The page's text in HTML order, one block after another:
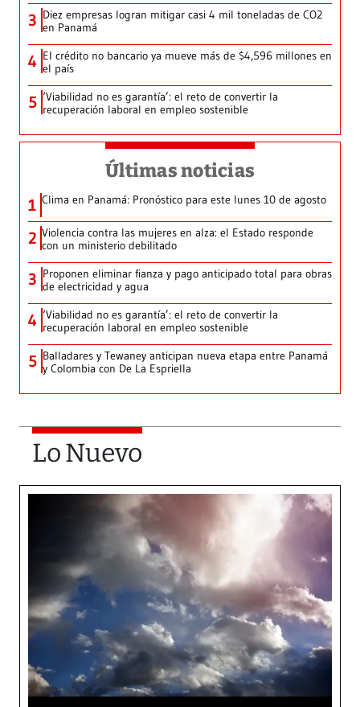
3 Diez empresas logran mitigar casi 4 mil toneladas de CO2
en Panamá
4 El crédito no bancario ya mueve más de $4,596 millones en
el país
5 ‘Viabilidad no es garantía’: el reto de convertir la
recuperación laboral en empleo sostenible
Últimas noticias
1 Clima en Panamá: Pronóstico para este lunes 10 de agosto
2 Violencia contra las mujeres en alza: el Estado responde
con un ministerio debilitado
3 Proponen eliminar fianza y pago anticipado total para obras
de electricidad y agua
4 ‘Viabilidad no es garantía’: el reto de convertir la
recuperación laboral en empleo sostenible
5 Balladares y Tewaney anticipan nueva etapa entre Panamá
y Colombia con De La Espriella
Lo Nuevo